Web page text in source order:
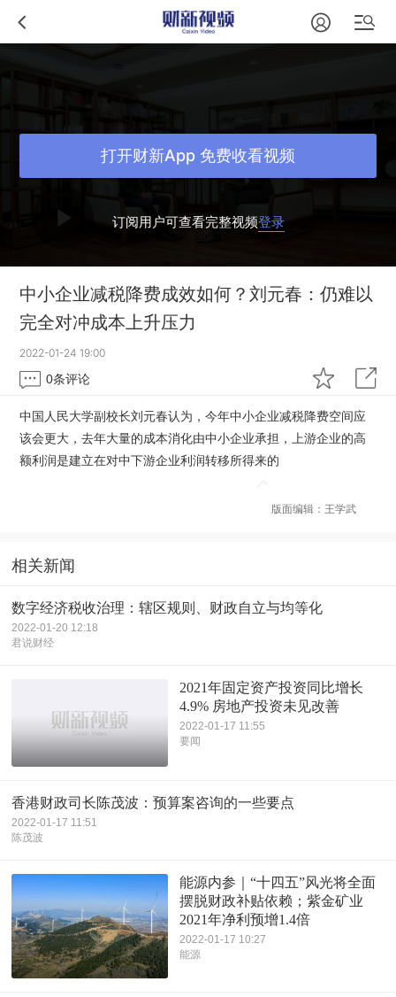
订阅用户可查看完整视频登录
打开财新App 免费收看视频
中小企业减税降费成效如何？刘元春：仍难以
完全对冲成本上升压力
2022-01-24 19:00
0条评论
中国人民大学副校长刘元春认为，今年中小企业减税降费空间应
该会更大，去年大量的成本消化由中小企业承担，上游企业的高
额利润是建立在对中下游企业利润转移所得来的
版面编辑：王学武
相关新闻
数字经济税收治理：辖区规则、财政自立与均等化
2022-01-20 12:18
君说财经
2021年固定资产投资同比增长
4.9% 房地产投资未见改善
2022-01-17 11:55
要闻
香港财政司长陈茂波：预算案咨询的一些要点
2022-01-17 11:51
陈茂波
能源内参｜“十四五”风光将全面
摆脱财政补贴依赖；紫金矿业
2021年净利预增1.4倍
2022-01-17 10:27
能源